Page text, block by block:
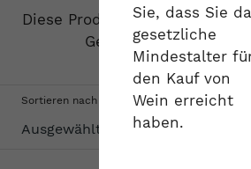
Sie, dass Sie
gesetzliche
Mindestalter
den Kauf von
Wein erreicht
haben.
m
m
Diese Produktgruppe vereint
Getränke, die schön
Sortieren nach